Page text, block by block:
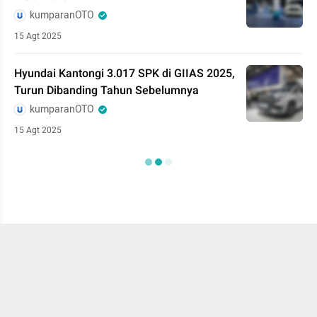
kumparanOTO
15 Agt 2025
Hyundai Kantongi 3.017 SPK di GIIAS 2025,
Turun Dibanding Tahun Sebelumnya
kumparanOTO
15 Agt 2025